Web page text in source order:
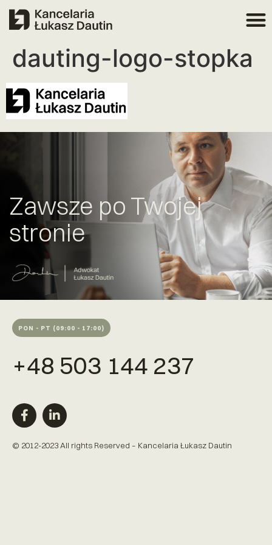
dauting-logo-stopka
Zawsze po Twojej
stronie
PON - PT (09:00 - 17:00)
+48 503 144 237
© 2012-2023 All rights Reserved – Kancelaria Łukasz Dautin